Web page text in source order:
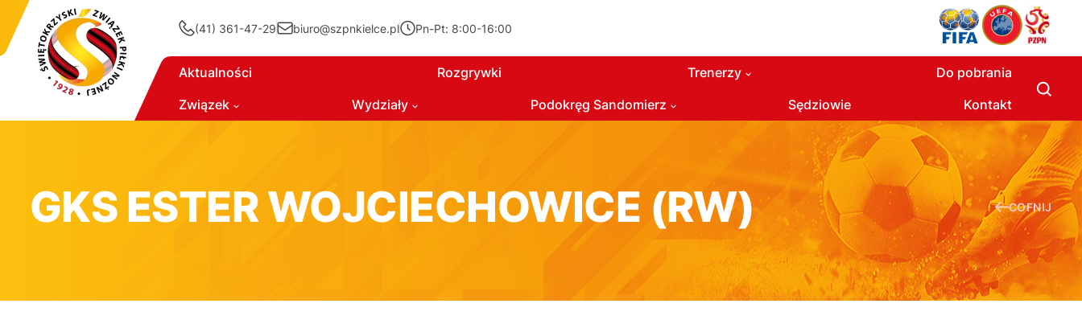
(41) 361-47-29 biuro@szpnkielce.pl Pn-Pt: 8:00-16:00
Związek
Aktualności
Wydziały
Rozgrywki
Podokręg Sandomierz
Trenerzy
Sędziowie
Do pobrania
Kontakt
GKS ESTER WOJCIECHOWICE (RW) COFNIJ